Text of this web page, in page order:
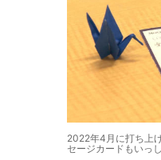
2022年4月に打ち上
セージカードもいっ